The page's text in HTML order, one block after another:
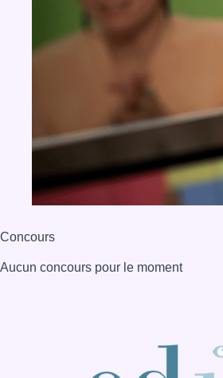
Concours
Aucun concours pour le moment